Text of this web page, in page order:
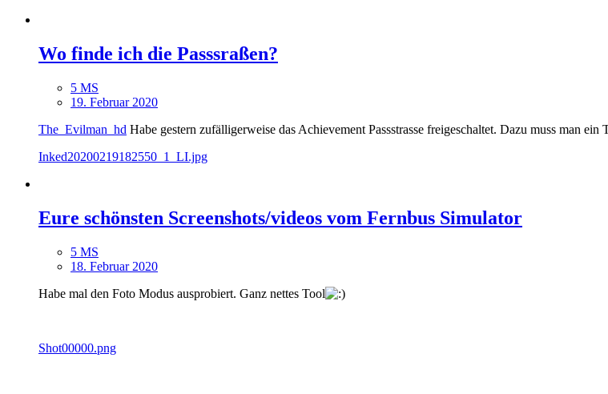
Wo finde ich die Passsraßen?
5 MS
19. Februar 2020
The_Evilman_hd Habe gestern zufälligerweise das Achievement Passstrasse freigeschaltet. Dazu muss man
Inked20200219182550_1_LI.jpg
Eure schönsten Screenshots/videos vom Fernbus Simulator
5 MS
18. Februar 2020
Habe mal den Foto Modus ausprobiert. Ganz nettes Tool
Shot00000.png